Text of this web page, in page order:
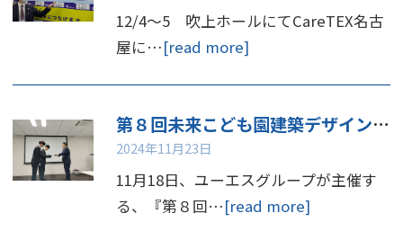
12/4～5 吹上ホールにてCareTEX名古
屋に…[read more]
第８回未来こども園建築デザインコンペ 表彰
2024年11月23日
11月18日、ユーエスグループが主催す
る、『第８回…[read more]